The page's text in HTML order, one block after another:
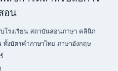
อน
โรงเรียน สถาบันสอนภาษา คลินิก
งบัตรคำภาษาไทย ภาษาอังกฤษ